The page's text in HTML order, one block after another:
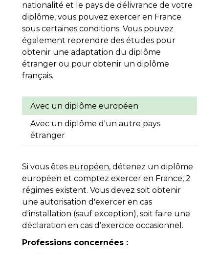
nationalité et le pays de délivrance de votre
diplôme, vous pouvez exercer en France
sous certaines conditions. Vous pouvez
également reprendre des études pour
obtenir une adaptation du diplôme
étranger ou pour obtenir un diplôme
français.
Avec un diplôme européen
Avec un diplôme d'un autre pays
étranger
Si vous êtes européen, détenez un diplôme
européen et comptez exercer en France, 2
régimes existent. Vous devez soit obtenir
une autorisation d'exercer en cas
d'installation (sauf exception), soit faire une
déclaration en cas d’exercice occasionnel.
Professions concernées :